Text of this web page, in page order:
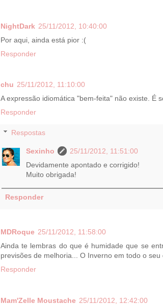
NightDark 25/11/2012, 10:40:00
Por aqui, ainda está pior :(
Responder
chu 25/11/2012, 11:10:00
A expressão idiomática "bem-feita" não existe. É
Responder
Respostas
Sexinho
25/11/2012, 11:51:00
Devidamente apontado e corrigido!
Muito obrigada!
Responder
MDRoque 25/11/2012, 11:58:00
Ainda te lembras do que é humidade que se
previsões de melhoria... O Inverno em todo o seu
Responder
Mam'Zelle Moustache 25/11/2012, 12:42:00